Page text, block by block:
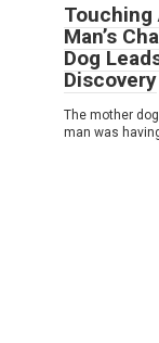
Touching
Man’s
Dog
Discovery
The mother
man was